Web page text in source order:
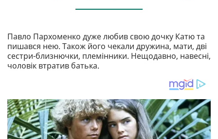
Павло Пархоменко дуже любив свою дочку Катю та
пишався нею. Також його чекали дружина, мати, дві
сестри-близнючки, племінники. Нещодавно, навесні,
чоловік втратив батька.